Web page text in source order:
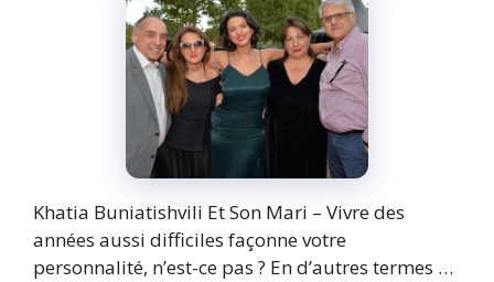
Khatia Buniatishvili Et Son Mari – Vivre des
années aussi difficiles façonne votre
personnalité, n’est-ce pas ? En d’autres termes …